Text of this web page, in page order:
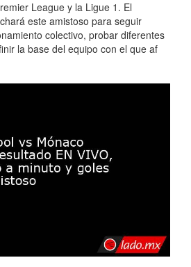
League y la Ligue 1. El
este amistoso para seguir
colectivo, probar diferentes
la base del equipo con el que af